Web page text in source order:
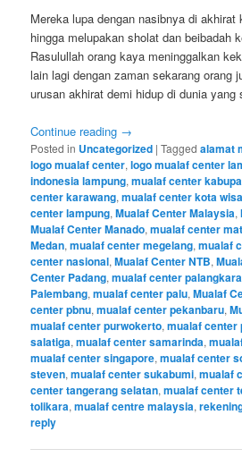
Mereka lupa dengan nasibnya di
hingga melupakan sholat dan beibadah
Rasulullah orang kaya meninggalkan
lain lagi dengan zaman sekarang orang
urusan akhirat demi hidup di dunia yang
Continue reading →
Posted in Uncategorized |Tagged alamat
logo mualaf center,logo mualaf center
indonesia lampung,mualaf center
center karawang,mualaf center kota
center lampung,Mualaf Center Malaysia,
Mualaf Center Manado,mualaf center
Medan,mualaf center megelang,mualaf
center nasional,Mualaf Center NTB,
Center Padang,mualaf center
Palembang,mualaf center palu,Mualaf
center pbnu,mualaf center pekanbaru,
mualaf center purwokerto,mualaf center
salatiga,mualaf center samarinda,
mualaf center singapore,mualaf center
steven,mualaf center sukabumi,mualaf
center tangerang selatan,mualaf center
tolikara,mualaf centre malaysia,
reply